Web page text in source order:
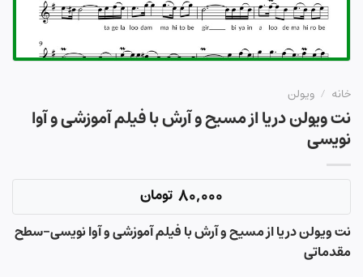
خانه / ویولن
نت ویولن دریا از مسیح و آرش با فیلم آموزشی و آوا
نویسی
80,000 تومان
نت ویولن دریا از مسیح و آرش با فیلم آموزشی و آوا نویسی-سطح
مقدماتی